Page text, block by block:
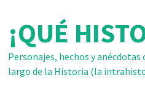
contenido
¡QUÉ
Personajes, hechos y anécdotas
largo de la Historia (la